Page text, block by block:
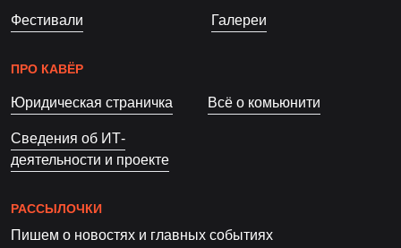
Фестивали Галереи
ПРО КАВЁР
Юридическая страничка Всё о комьюнити
Сведения об ИТ-
деятельности и проекте
РАССЫЛОЧКИ
Пишем о новостях и главных событиях